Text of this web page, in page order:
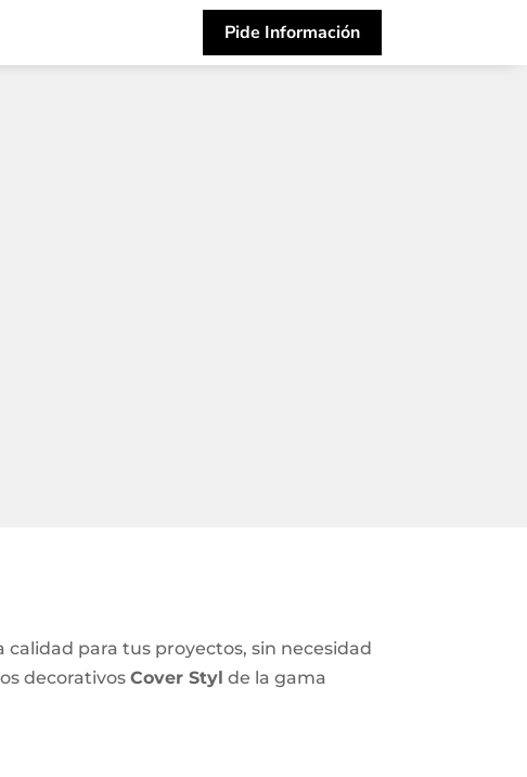
Pide Información
para tus proyectos, sin necesidad
decorativosCover Styl de la gama